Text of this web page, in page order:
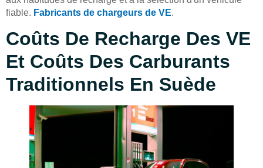
fiable. Fabricants de chargeurs de VE.
Coûts De Recharge Des VE
Et Coûts Des Carburants
Traditionnels En Suède